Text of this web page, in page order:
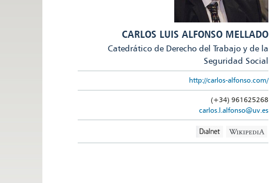
CARLOS LUIS ALFONSO MELLADO
Catedrático de Derecho del Trabajo y de la
Seguridad Social
http://carlos-alfonso.com/
(+34) 961625268
carlos.l.alfonso@uv.es